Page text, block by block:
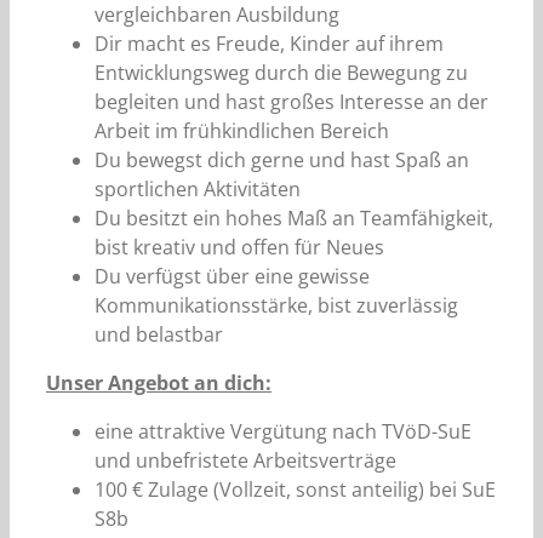
vergleichbaren Ausbildung
Dir macht es Freude, Kinder auf ihrem
Entwicklungsweg durch die Bewegung zu
begleiten und hast großes Interesse an der
Arbeit im frühkindlichen Bereich
Du bewegst dich gerne und hast Spaß an
sportlichen Aktivitäten
Du besitzt ein hohes Maß an Teamfähigkeit,
bist kreativ und offen für Neues
Du verfügst über eine gewisse
Kommunikationsstärke, bist zuverlässig
und belastbar
Unser Angebot an dich:
eine attraktive Vergütung nach TVöD-SuE
und unbefristete Arbeitsverträge
100 € Zulage (Vollzeit, sonst anteilig) bei SuE
S8b